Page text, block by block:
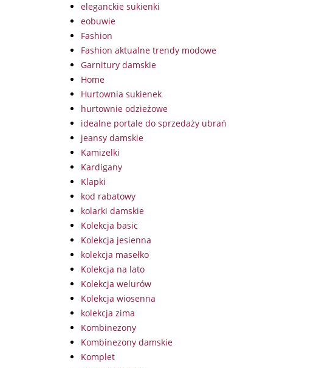
eleganckie sukienki
eobuwie
Fashion
Fashion aktualne trendy modowe
Garnitury damskie
Home
Hurtownia sukienek
hurtownie odzieżowe
idealne portale do sprzedaży ubrań
jeansy damskie
Kamizelki
Kardigany
Klapki
kod rabatowy
kolarki damskie
Kolekcja basic
Kolekcja jesienna
kolekcja masełko
Kolekcja na lato
Kolekcja welurów
Kolekcja wiosenna
kolekcja zima
Kombinezony
Kombinezony damskie
Komplet